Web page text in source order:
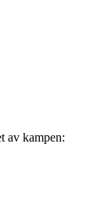
av kampen: